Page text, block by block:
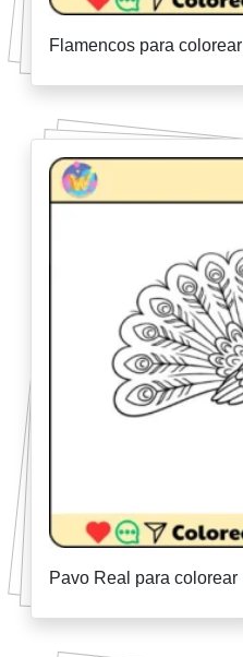
Flamencos para colorear
Pavo Real para colorear